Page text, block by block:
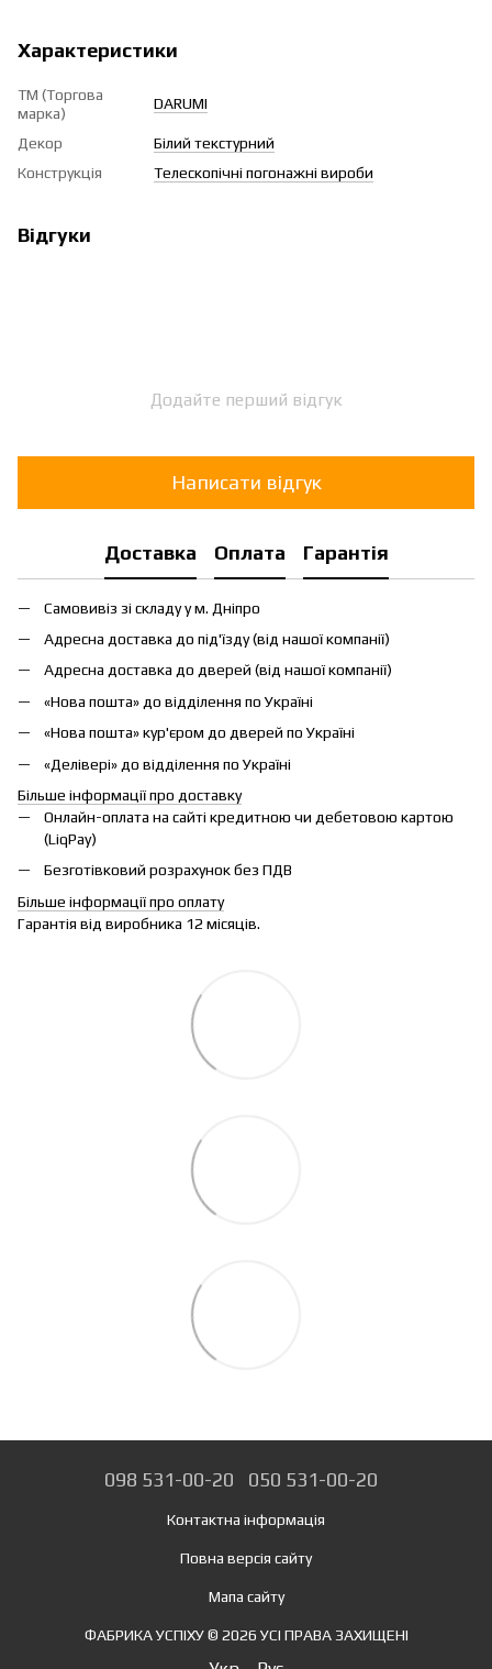
Характеристики
ТМ (Торгова
марка)
DARUMI
Декор
Білий текстурний
Конструкція
Телескопічні погонажні вироби
Відгуки
Додайте перший відгук
Написати відгук
Доставка Оплата Гарантія
Самовивіз зі складу у м. Дніпро
Адресна доставка до під'їзду (від нашої компанії)
Адресна доставка до дверей (від нашої компанії)
«Нова пошта» до відділення по Україні
«Нова пошта» кур'єром до дверей по Україні
«Делівері» до відділення по Україні
Більше інформації про доставку
Онлайн-оплата на сайті кредитною чи дебетовою картою
(LiqPay)
Безготівковий розрахунок без ПДВ
Більше інформації про оплату
Гарантія від виробника 12 місяців.
098 531-00-20 050 531-00-20
Контактна інформація
Повна версія сайту
Мапа сайту
ФАБРИКА УСПІХУ © 2026 УСІ ПРАВА ЗАХИЩЕНІ